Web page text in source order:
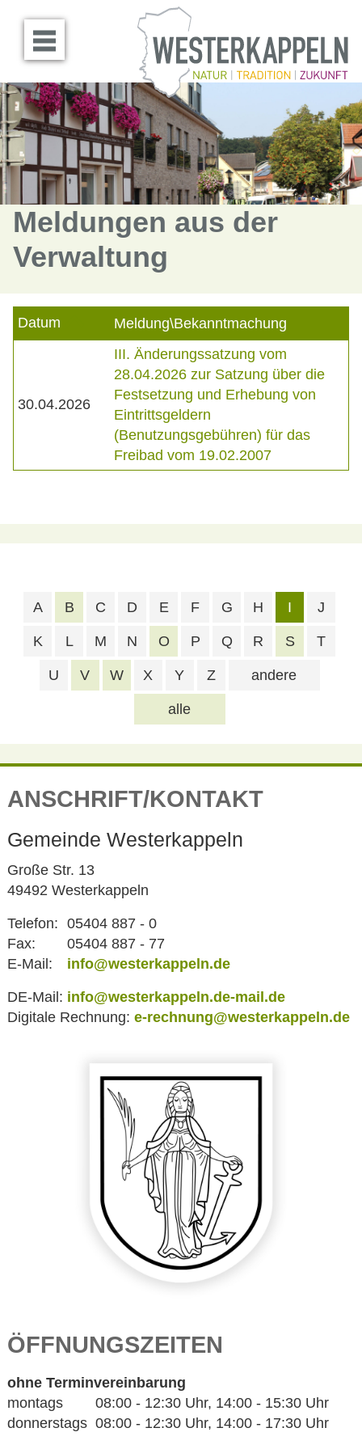
Menü öffnen
Meldungen aus der
Verwaltung
Datum Meldung\Bekanntmachung
30.04.2026
III. Änderungssatzung vom
28.04.2026 zur Satzung über die
Festsetzung und Erhebung von
Eintrittsgeldern
(Benutzungsgebühren) für das
Freibad vom 19.02.2007
alle
A B C D E F G H I J
K L M N O P Q R S T
U V W X Y Z andere
ANSCHRIFT/KONTAKT
Gemeinde Westerkappeln
Große Str. 13
49492 Westerkappeln
Telefon: 05404 887 - 0
Fax:
05404 887 - 77
E-Mail:
info@westerkappeln.de
DE-Mail: info@westerkappeln.de-mail.de
Digitale Rechnung: e-rechnung@westerkappeln.de
ÖFFNUNGSZEITEN
ohne Terminvereinbarung
montags 08:00 - 12:30 Uhr, 14:00 - 15:30 Uhr
donnerstags 08:00 - 12:30 Uhr, 14:00 - 17:30 Uhr